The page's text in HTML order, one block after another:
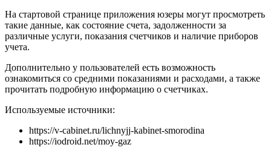
На стартовой странице приложения юзеры могут просмотреть
такие данные, как состояние счета, задолженности за
различные услуги, показания счетчиков и наличие приборов
учета.
Дополнительно у пользователей есть возможность
ознакомиться со средними показаниями и расходами, а также
прочитать подробную информацию о счетчиках.
Используемые источники:
https://v-cabinet.ru/lichnyjj-kabinet-smorodina
https://iodroid.net/moy-gaz